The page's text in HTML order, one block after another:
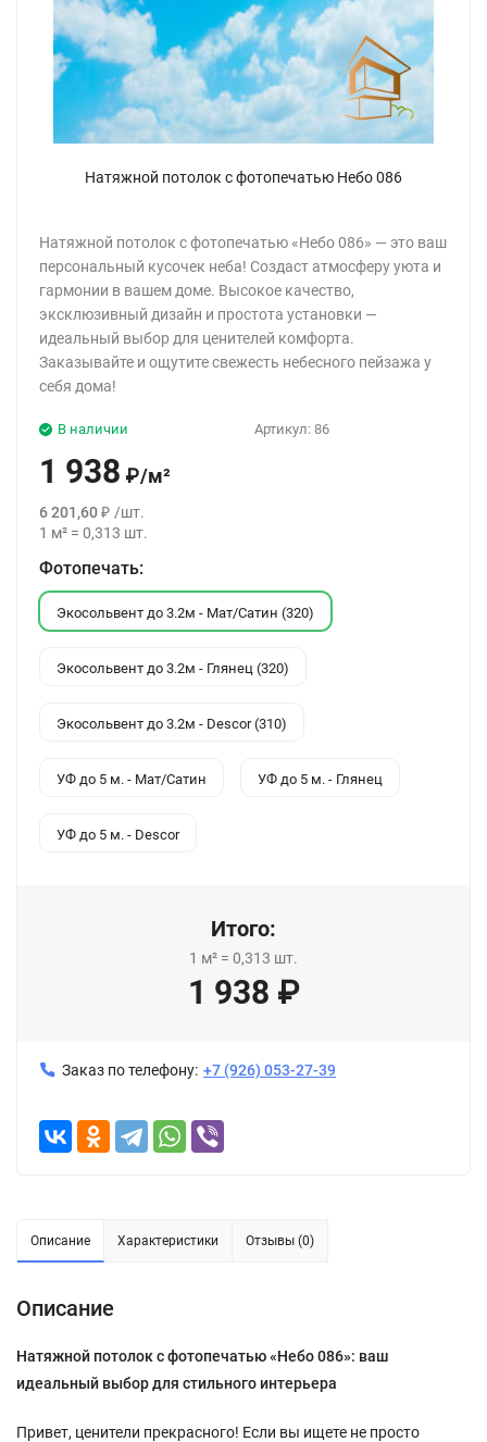
Натяжной потолок с фотопечатью Небо 086
Натяжной потолок с фотопечатью «Небо 086» — это ваш
персональный кусочек неба! Создаст атмосферу уюта и
гармонии в вашем доме. Высокое качество,
эксклюзивный дизайн и простота установки —
идеальный выбор для ценителей комфорта.
Заказывайте и ощутите свежесть небесного пейзажа у
себя дома!
Артикул: 86
В наличии
1 938 ₽/м²
6 201,60₽ /шт.
1 м² = 0,313 шт.
Фотопечать:
Экосольвент до 3.2м - Мат/Сатин (320)
Экосольвент до 3.2м - Глянец (320)
Экосольвент до 3.2м - Descor (310)
УФ до 5 м. - Мат/Сатин УФ до 5 м. - Глянец
УФ до 5 м. - Descor
Итого:
1 м² = 0,313 шт.
1 938 ₽
Заказ по телефону: +7 (926) 053-27-39
Описание Характеристики Отзывы (0)
Описание
Натяжной потолок с фотопечатью «Небо 086»: ваш
идеальный выбор для стильного интерьера
Привет, ценители прекрасного! Если вы ищете не просто